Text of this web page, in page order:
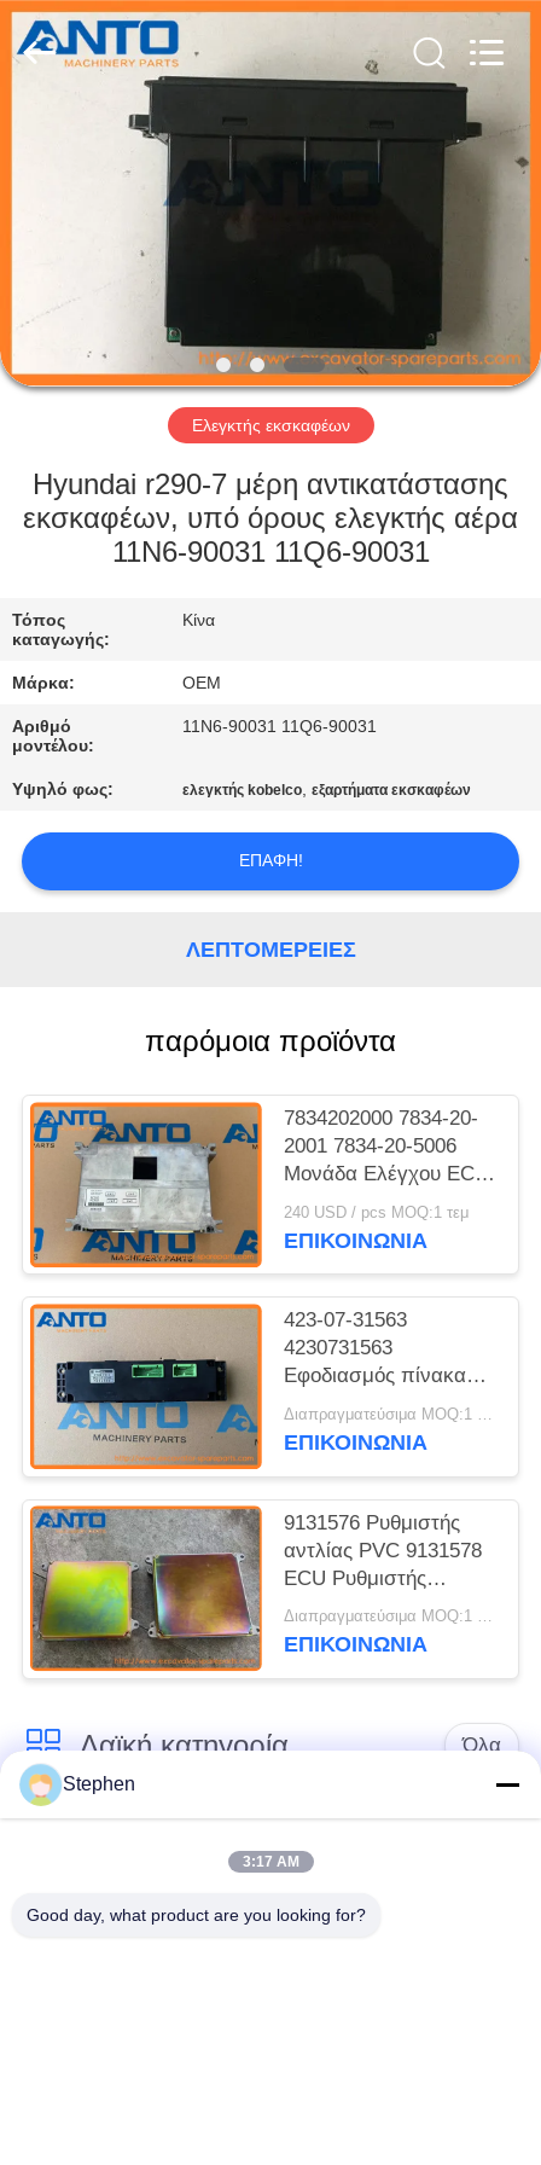
ΠΡΟΪΌΝΤΑ
ΠΕΡΊΠΟΥ
ΕΜΕΊΣ
ΓΎΡΟΣ
ΕΡΓΟΣΤΑΣΊΩΝ
ΠΟΙΟΤΙΚΌΣ
ΈΛΕΓΧΟΣ
ΜΠΛΟΓΚ
SITEMAP
ΠΟΛΙΤΙΚΉ
Anto
Machinery
Parts
Co.,Ltd..
Ελεγκτής εκσκαφέων
Hyundai r290-7 μέρη αντικατάστασης
εκσκαφέων, υπό όρους ελεγκτής αέρα
11N6-90031 11Q6-90031
Τόπος
καταγωγής:
Κίνα
Μάρκα: OEM
Αριθμό
μοντέλου:
11N6-90031 11Q6-90031
Υψηλό φως: ελεγκτής kobelco,εξαρτήματα εκσκαφέων
ΕΠΑΦΉ!
ΛΕΠΤΟΜΈΡΕΙΕΣ
παρόμοια προϊόντα
7834202000 7834-20-
2001 7834-20-5006
Μονάδα Ελέγχου ECU
Ανταλλακτικά
Εκσκαφέα KOMATSU
240 USD / pcs MOQ:1 τεμ
ΕΠΙΚΟΙΝΩΝΙΑ
423-07-31563
4230731563
Εφοδιασμός πίνακα
ελέγχου για KOMATSU
WA150 WA150PZ
Διαπραγματεύσιμα MOQ:1 τεμ
ΕΠΙΚΟΙΝΩΝΙΑ
9131576 Ρυθμιστής
αντλίας PVC 9131578
ECU Ρυθμιστής
κινητήρα για την
HITACHI EX120-3
Διαπραγματεύσιμα MOQ:1 τεμ
ΕΠΙΚΟΙΝΩΝΙΑ
Λαϊκή κατηγορία Όλα
Εκσκαφέας
Τελικό Drive
εκσκαφέων
εργαλείο
Stephen
3:17 AM
Good day, what product are you looking for?